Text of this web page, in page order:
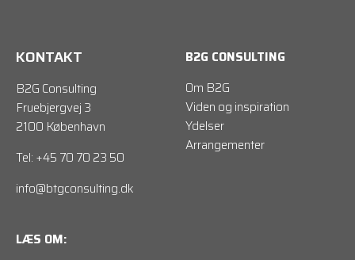
KONTAKT
B2G Consulting
Fruebjergvej 3
2100 København
Tel: +45 70 70 23 50
info@btgconsulting.dk
B2G CONSULTING
Om B2G
Viden og inspiration
Ydelser
Arrangementer
LÆS OM: